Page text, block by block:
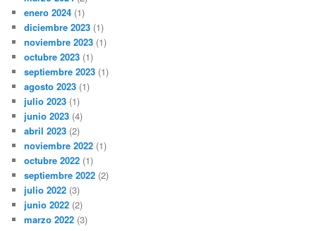
enero 2024 (1)
diciembre 2023 (1)
noviembre 2023 (1)
octubre 2023 (1)
septiembre 2023 (1)
agosto 2023 (1)
julio 2023 (1)
junio 2023 (4)
abril 2023 (2)
noviembre 2022 (1)
octubre 2022 (1)
septiembre 2022 (2)
julio 2022 (3)
junio 2022 (2)
marzo 2022 (3)